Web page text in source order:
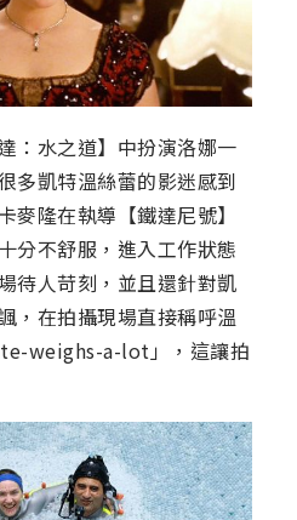
：水之道】中扮演洛娜一
多凱特溫絲蕾的影迷感到
麥隆在執導【鐵達尼號】
分不舒服，進入工作狀態
待人苛刻，並且還針對凱
，在拍攝現場直接稱呼溫
weighs-a-lot」，這讓拍